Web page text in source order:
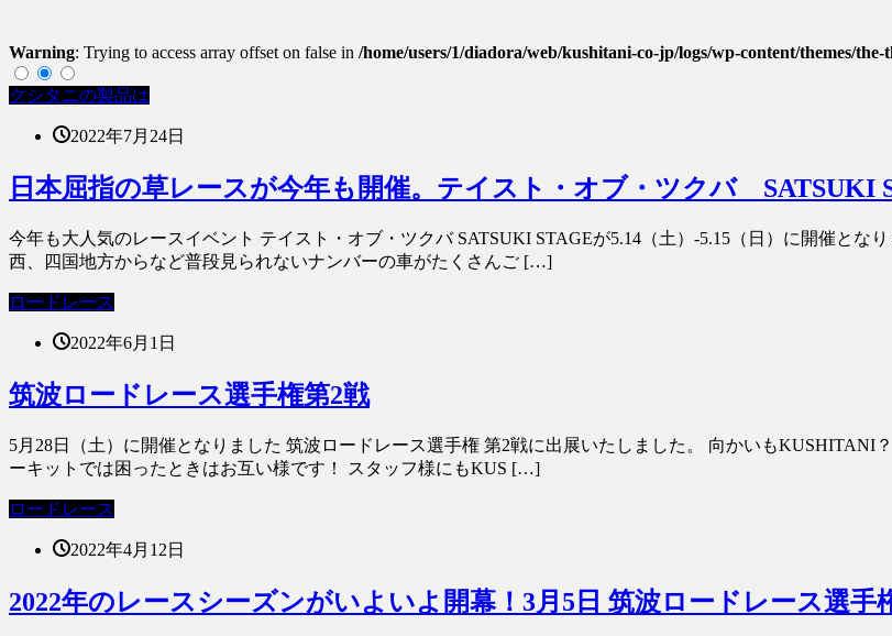
Warning: Trying to access array offset on false in /home/users/1/diadora/web/kushitani-co-jp/logs/wp-content/themes/
クシタニの製品は
2022年7月24日
日本屈指の草レースが今年も開催。テイスト・オブ・ツクバ SATSUKI
今年も大人気のレースイベント テイスト・オブ・ツクバ SATSUKI STAGEが5.14（土）-5.15（日）に開催とな
西、四国地方からなど普段見られないナンバーの車がたくさんご […]
ロードレース
2022年6月1日
筑波ロードレース選手権第2戦
5月28日（土）に開催となりました 筑波ロードレース選手権 第2戦に出展いたしました。 向かいもKUSHITANI
ーキットでは困ったときはお互い様です！ スタッフ様にもKUS […]
ロードレース
2022年4月12日
2022年のレースシーズンがいよいよ開幕！3月5日 筑波ロードレース選手